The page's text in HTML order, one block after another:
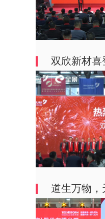
双欣新材喜
道生万物，